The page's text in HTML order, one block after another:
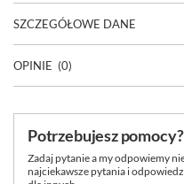
SZCZEGÓŁOWE DANE
OPINIE (0)
Potrzebujesz
Zadaj pytanie a my odpowiemy
najciekawsze pytania i